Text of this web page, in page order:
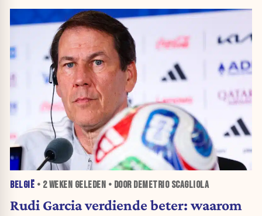
BELGIË • 2 WEKEN GELEDEN • DOOR DEMETRIO SCAGLIOLA
Rudi Garcia verdiende beter: waarom